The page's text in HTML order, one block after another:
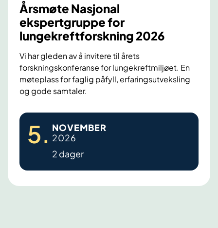
Årsmøte Nasjonal
ekspertgruppe for
lungekreftforskning 2026
Vi har gleden av å invitere til årets
forskningskonferanse for lungekreftmiljøet. En
møteplass for faglig påfyll, erfaringsutveksling
og gode samtaler.
Å
ø
t
5. NOVEMBER
2026
2 dager